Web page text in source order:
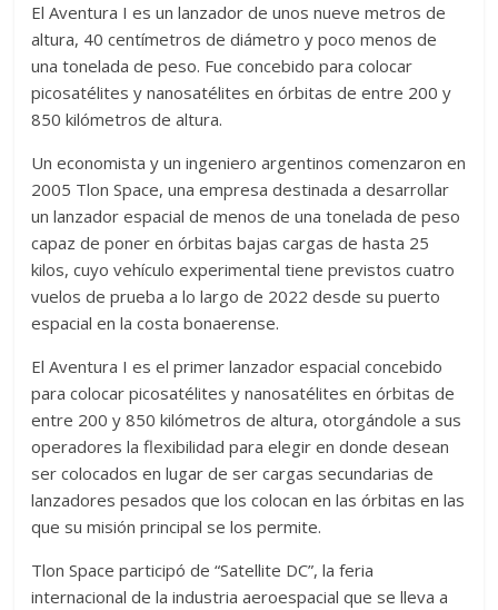
El Aventura I es un lanzador de unos nueve metros de
altura, 40 centímetros de diámetro y poco menos de
una tonelada de peso. Fue concebido para colocar
picosatélites y nanosatélites en órbitas de entre 200 y
850 kilómetros de altura.
Un economista y un ingeniero argentinos comenzaron en
2005 Tlon Space, una empresa destinada a desarrollar
un lanzador espacial de menos de una tonelada de peso
capaz de poner en órbitas bajas cargas de hasta 25
kilos, cuyo vehículo experimental tiene previstos cuatro
vuelos de prueba a lo largo de 2022 desde su puerto
espacial en la costa bonaerense.
El Aventura I es el primer lanzador espacial concebido
para colocar picosatélites y nanosatélites en órbitas de
entre 200 y 850 kilómetros de altura, otorgándole a sus
operadores la flexibilidad para elegir en donde desean
ser colocados en lugar de ser cargas secundarias de
lanzadores pesados que los colocan en las órbitas en las
que su misión principal se los permite.
Tlon Space participó de “Satellite DC”, la feria
internacional de la industria aeroespacial que se lleva a